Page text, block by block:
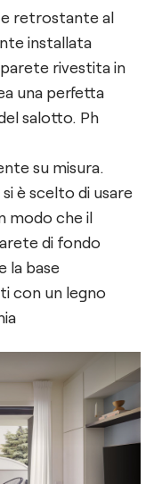
retrostante al
installata
rivestita in
una perfetta
salotto. Ph
su misura.
è scelto di usare
modo che il
di fondo
la base
con un legno